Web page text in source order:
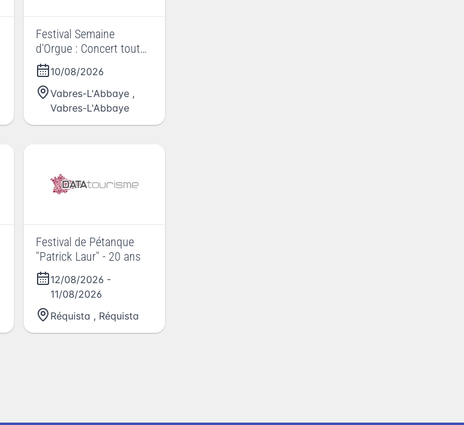
Festival Semaine
d'Orgue : Concert tout
public LE PETIT PRINCE
d'après Antoine de
Saint-Exupéry
10/08/2026
Vabres-L'Abbaye ,
Vabres-L'Abbaye
Festival de Pétanque
"Patrick Laur" - 20 ans
12/08/2026 -
11/08/2026
Réquista , Réquista